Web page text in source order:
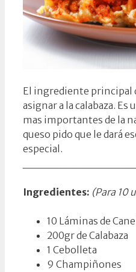
El ingrediente principal
asignar a la calabaza.
mas importantes de la
queso pido que le dará
especial.
Ingredientes: (Para 10
10 Láminas de
200gr de Calabaza
1 Cebolleta
9 Champiñones